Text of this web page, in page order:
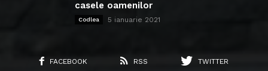
casele oamenilor
Codlea 5 ianuarie 2021
FACEBOOK RSS
TWITTER